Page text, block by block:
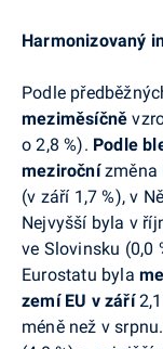
Harmonizovaný
Podle
meziměsíčně
o 2,8 %). Podle
meziročnízměna
(v září 1,7 %), v
Nejvyšší byla v
ve Slovinsku (0,0
Eurostatu byla
zemí EU v září
méně než v srpnu.